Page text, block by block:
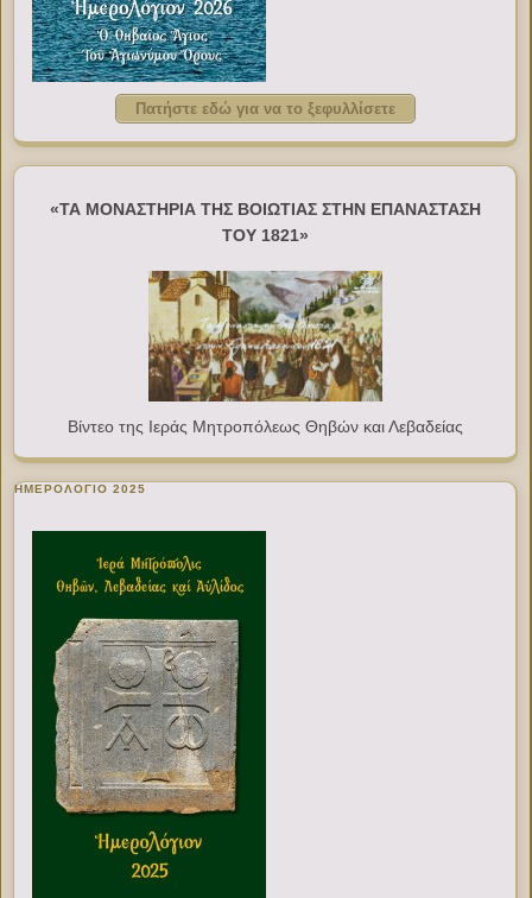
Πατήστε εδώ για να το ξεφυλλίσετε
«ΤΑ ΜΟΝΑΣΤΗΡΙΑ ΤΗΣ ΒΟΙΩΤΙΑΣ ΣΤΗΝ ΕΠΑΝΑΣΤΑΣΗ
ΤΟΥ 1821»
Βίντεο της Ιεράς Μητροπόλεως Θηβών και Λεβαδείας
ΗΜΕΡΟΛΟΓΙΟ 2025